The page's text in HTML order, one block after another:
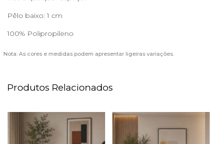
Pêlo baixo: 1 cm
100% Polipropileno
Nota: As cores e medidas podem apresentar ligeiras variações.
Produtos Relacionados